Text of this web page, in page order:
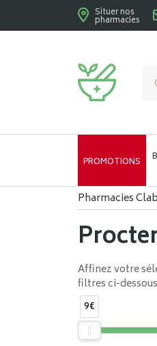
Situer nos
pharmacies
PROMOTIONS
Pharmacies
Affinez votre
filtres ci-
9€